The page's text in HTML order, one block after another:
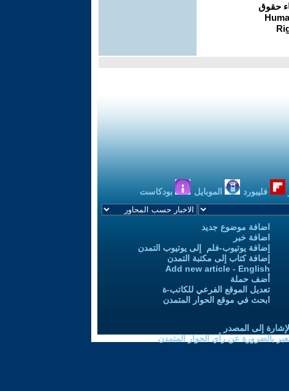
فليبورد الموبايل بودكاست
اضافة موضوع جديد
اضافة خبر
إضافة يوتيوب-فلم إلى يوتيوب التمدن
إضافة كتاب إلى مكتبة التمدن
Add new article - English
أضف حملة
تعديل الموقع الفرعي للكاتب-ة
ابحث في موقع الحوار المتمدن
إلى المصدر
بالضرورة عن رأي الحوار المتمدن